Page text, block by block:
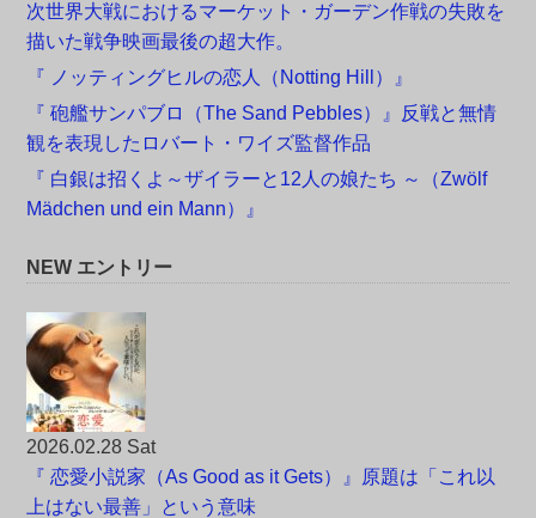
次世界大戦におけるマーケット・ガーデン作戦の失敗を
描いた戦争映画最後の超大作。
『 ノッティングヒルの恋人（Notting Hill）』
『 砲艦サンパブロ（The Sand Pebbles）』反戦と無情
観を表現したロバート・ワイズ監督作品
『 白銀は招くよ～ザイラーと12人の娘たち ～（Zwölf
Mädchen und ein Mann）』
NEW エントリー
2026.02.28 Sat
『 恋愛小説家（As Good as it Gets）』原題は「これ以
上はない最善」という意味